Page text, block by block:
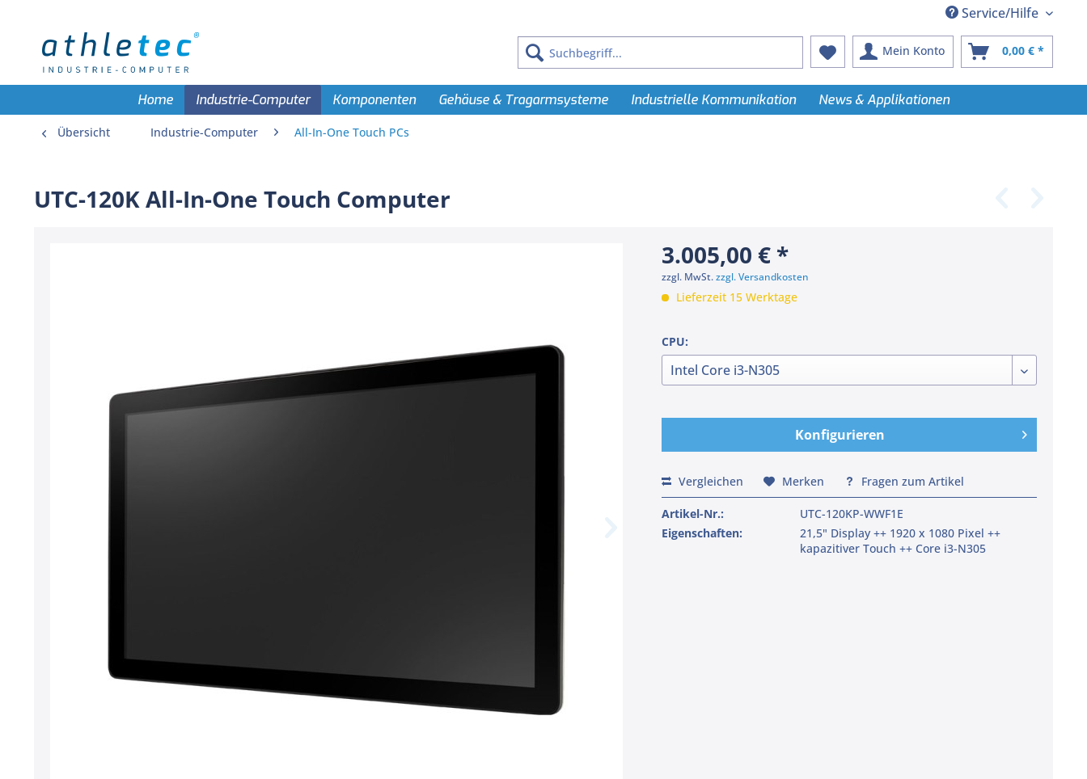
Service/Hilfe
Mein Konto 0,00 € *
Home Industrie-Computer Komponenten Gehäuse & Tragarmsysteme Industrielle Kommunikation News & Applikationen
Übersicht Industrie-Computer All-In-One Touch PCs
UTC-120K All-In-One Touch Computer
3.005,00 € *
zzgl. MwSt.zzgl. Versandkosten
Lieferzeit 15 Werktage
CPU:
Konfigurieren
Vergleichen Merken Fragen zum Artikel
Artikel-Nr.:
UTC-120KP-WWF1E
Eigenschaften:
21,5" Display ++ 1920 x 1080 Pixel ++
kapazitiver Touch ++ Core i3-N305